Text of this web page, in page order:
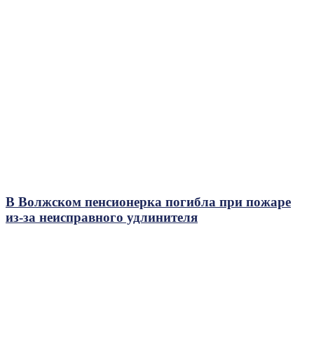
В Волжском пенсионерка погибла при пожаре
из-за неисправного удлинителя